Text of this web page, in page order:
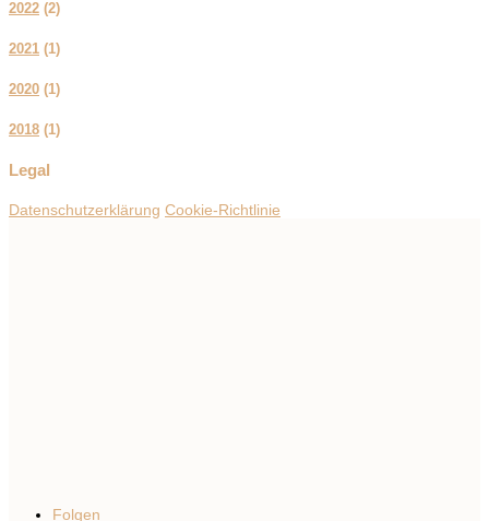
2022 (2)
2021 (1)
2020 (1)
2018 (1)
Legal
Datenschutzerklärung Cookie-Richtlinie
Folgen